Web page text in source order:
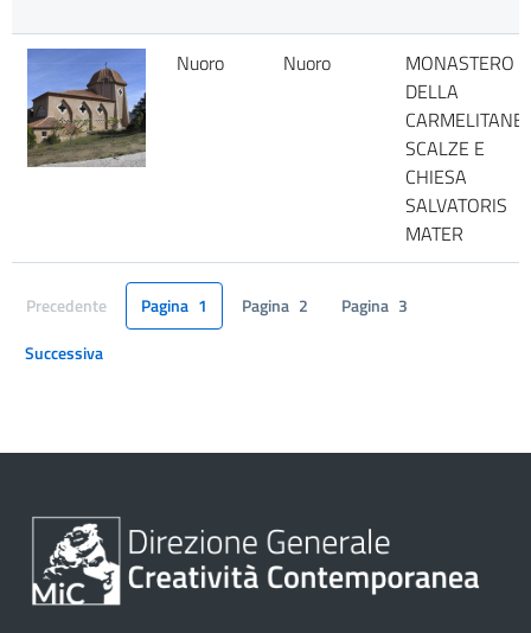
Nuoro Nuoro
MONASTERO
DELLA
CARMELITANE
SCALZE E
CHIESA
SALVATORIS
MATER
Pagina
Precedente Pagina 1 Pagina 2 Pagina 3
Pagina
Successiva